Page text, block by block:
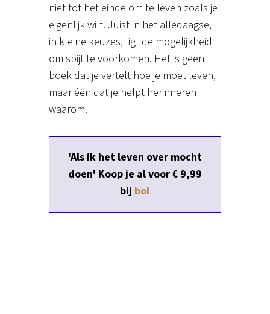
niet tot het einde om te leven zoals je
eigenlijk wilt. Juist in het alledaagse,
in kleine keuzes, ligt de mogelijkheid
om spijt te voorkomen. Het is geen
boek dat je vertelt hoe je moet leven,
maar één dat je helpt herinneren
waarom.
'Als ik het leven over mocht
doen' Koop je al voor € 9,99
bij bol